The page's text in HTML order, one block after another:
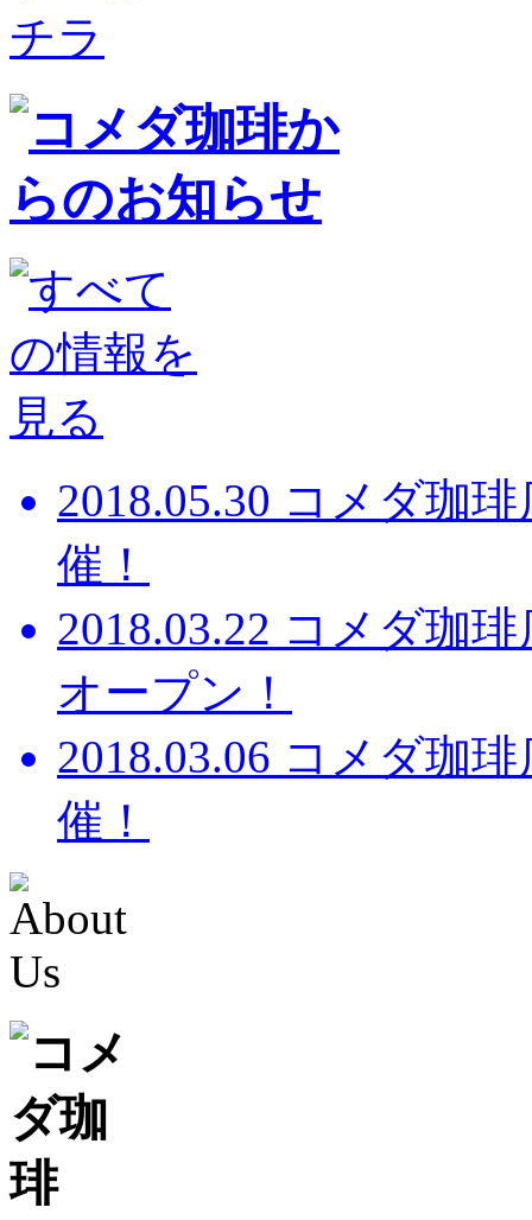
2018.05.30 コメダ珈
催！
2018.03.22 コメダ珈
オープン！
2018.03.06 コメダ珈
催！